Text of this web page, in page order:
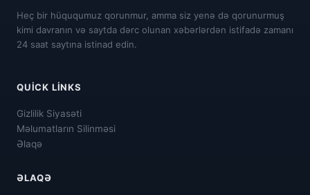
Heç bir hüququmuz qorunmur, amma siz yenə də qorunurmuş
kimi davranın və saytda dərc olunan xəbərlərdən istifadə zamanı
24 saat saytına istinad edin.
QUICK LINKS
Gizlilik Siyasəti
Məlumatların Silinməsi
Əlaqə
ƏLAQƏ